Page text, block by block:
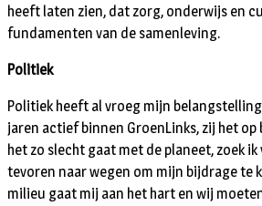
heeft laten zien, dat zorg, onderwijs en
fundamenten van de samenleving.
Politiek
Politiek heeft al vroeg mijn
jaren actief binnen GroenLinks, zij het op
het zo slecht gaat met de planeet, zoek
tevoren naar wegen om mijn bijdrage te
milieu gaat mij aan het hart en wij